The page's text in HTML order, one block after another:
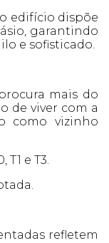
edifício dispõe
garantindo
e sofisticado.
mais do
de viver com a
como vizinho
e T3.
refletem